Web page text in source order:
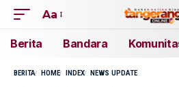
Aa
Berita Bandara
BERITA HOME INDEX NEWS UPDATE